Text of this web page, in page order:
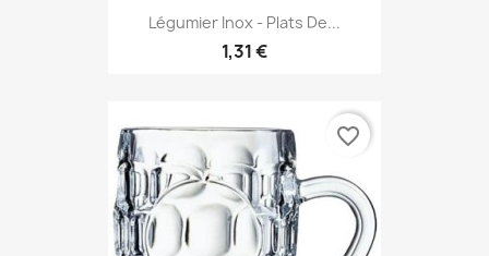
Légumier Inox - Plats De...
1,31 €
favorite_border